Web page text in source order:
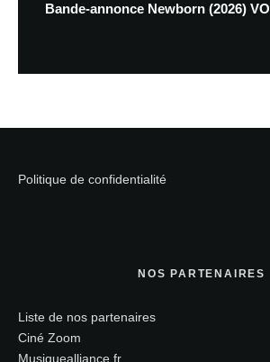
Bande-annonce Newborn (2026)
Politique de confidentialité
NOS PARTENAIRES
Liste de nos partenaires
Ciné Zoom
Musiquealliance.fr